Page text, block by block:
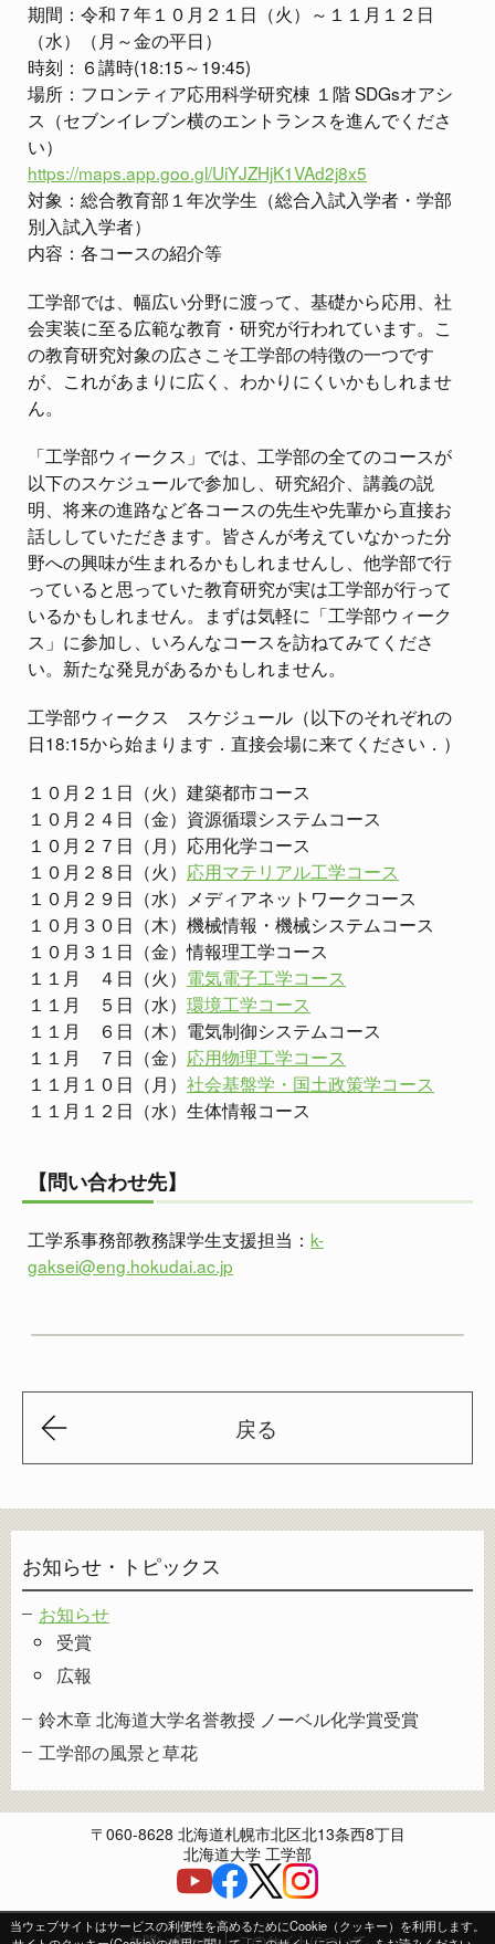
期間：令和７年１０月２１日（火）～１１月１２日
（水）（月～金の平日）
時刻：６講時(18:15～19:45)
場所：フロンティア応用科学研究棟 １階 SDGsオアシ
ス（セブンイレブン横のエントランスを進んでくださ
い）
https://maps.app.goo.gl/UiYJZHjK1VAd2j8x5
対象：総合教育部１年次学生（総合入試入学者・学部
別入試入学者）
内容：各コースの紹介等
工学部では、幅広い分野に渡って、基礎から応用、社
会実装に至る広範な教育・研究が行われています。こ
の教育研究対象の広さこそ工学部の特徴の一つです
が、これがあまりに広く、わかりにくいかもしれませ
ん。
「工学部ウィークス」では、工学部の全てのコースが
以下のスケジュールで参加し、研究紹介、講義の説
明、将来の進路など各コースの先生や先輩から直接お
話ししていただきます。皆さんが考えていなかった分
野への興味が生まれるかもしれませんし、他学部で行
っていると思っていた教育研究が実は工学部が行って
いるかもしれません。まずは気軽に「工学部ウィーク
ス」に参加し、いろんなコースを訪ねてみてくださ
い。新たな発見があるかもしれません。
工学部ウィークス スケジュール（以下のそれぞれの
日18:15から始まります．直接会場に来てください．）
１０月２１日（火）建築都市コース
１０月２４日（金）資源循環システムコース
１０月２７日（月）応用化学コース
１０月２８日（火） 応用マテリアル工学コース
１０月２９日（水）メディアネットワークコース
１０月３０日（木）機械情報・機械システムコース
１０月３１日（金）情報理工学コース
１１月 ４日（火） 電気電子工学コース
１１月 ５日（水） 環境工学コース
１１月 ６日（木）電気制御システムコース
１１月 ７日（金） 応用物理工学コース
１１月１０日（月） 社会基盤学・国土政策学コース
１１月１２日（水）生体情報コース
【問い合わせ先】
工学系事務部教務課学生支援担当： k-
gaksei@eng.hokudai.ac.jp
戻る
お知らせ・トピックス
お知らせ
受賞
広報
鈴木章 北海道大学名誉教授 ノーベル化学賞受賞
工学部の風景と草花
〒060-8628 北海道札幌市北区北13条西8丁目
北海道大学 工学部
当ウェブサイトはサービスの利便性を高めるためにCookie（クッキー）を利用します。